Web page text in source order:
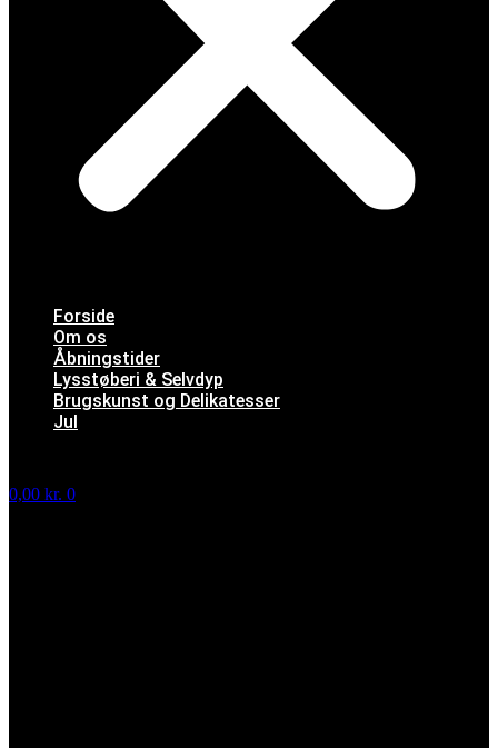
Forside
Om os
Åbningstider
Lysstøberi & Selvdyp
Brugskunst og Delikatesser
Jul
0,00 kr. 0